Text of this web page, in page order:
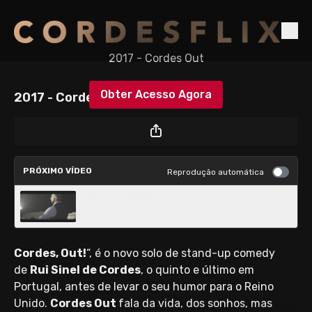
2017 - Cordes Out
Obter Acesso Agora
iniciar sessãopara continuar
2017 - Cordes Out
PRÓXIMO VÍDEO Reprodução automática
Cordes, Out!“, é o novo solo de stand-up comedy
de Rui Sinel de Cordes, o quinto e último em
Portugal, antes de levar o seu humor para o Reino
Unido. Cordes Out fala da vida, dos sonhos, mas